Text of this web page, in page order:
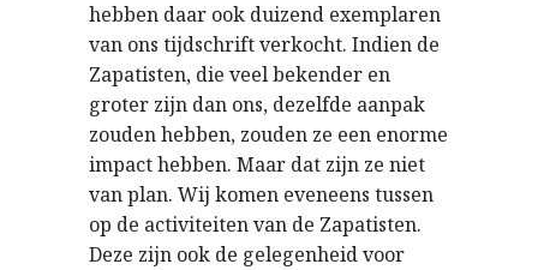
hebben daar ook duizend exemplaren
van ons tijdschrift verkocht. Indien de
Zapatisten, die veel bekender en
groter zijn dan ons, dezelfde aanpak
zouden hebben, zouden ze een enorme
impact hebben. Maar dat zijn ze niet
van plan. Wij komen eveneens tussen
op de activiteiten van de Zapatisten.
Deze zijn ook de gelegenheid voor